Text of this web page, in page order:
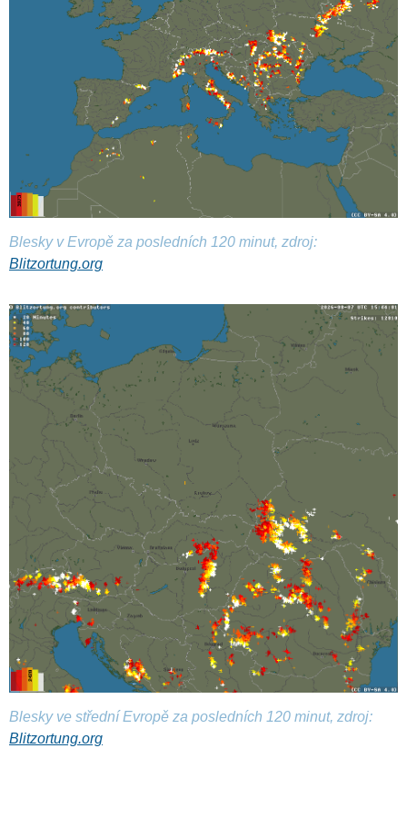
Blesky v Evropě za posledních 120 minut, zdroj:
Blitzortung.org
Blesky ve střední Evropě za posledních 120 minut, zdroj:
Blitzortung.org